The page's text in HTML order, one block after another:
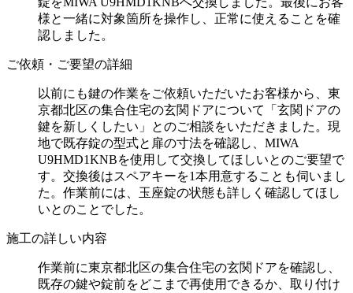
様と一緒に対象箇所を操作し、正常に使えることを確
認しました。
ご依頼・ご要望の詳細
以前にも鍵の作業をご依頼いただいたお客様から、東
京都北区の集合住宅の玄関ドアについて「玄関ドアの
鍵を新しくしたい」とのご相談をいただきました。現
地で既存錠の型式と扉の寸法を確認し、MIWA
U9HMD1KNBを使用して交換してほしいとのご要望で
す。交換後はスペアキーを1本用意することも伺いまし
た。作業前には、玉座錠の状態も詳しく確認してほし
いとのことでした。
施工の詳しい内容
作業前に東京都北区の集合住宅の玄関ドアを確認し、
既存の鍵や錠前をどこまで再使用できるか、取り付け